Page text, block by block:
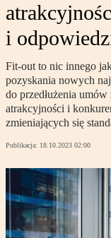
i
Fit-out to nic innego
pozyskania nowych
do przedłużenia
atrakcyjności i
zmieniających się
Publikacja: 18.10.2023 02:00